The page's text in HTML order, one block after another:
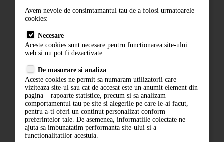
Termeni si conditii
Politica de confidentialitate
ANPC
Avem nevoie de consimtamantul tau de a folosi urmatoarele
cookies:
Necesare
Aceste cookies sunt necesare pentru functionarea site-ului
web si nu pot fi dezactivate
De masurare si analiza
Aceste cookies ne permit sa numaram utilizatorii care
viziteaza site-ul sau cat de accesat este un anumit element din
pagina – rapoarte statistice, precum si sa analizam
comportamentul tau pe site si alegerile pe care le-ai facut,
pentru a-ti oferi un continut personalizat conform
preferintelor tale. De asemenea, informatiile colectate ne
ajuta sa imbunatatim performanta site-ului si a
functionalitatilor acestuia.